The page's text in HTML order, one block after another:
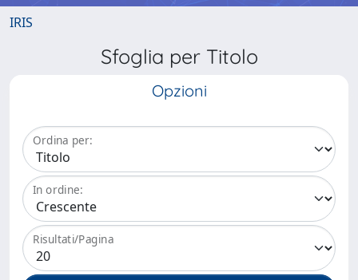
IRIS
Sfoglia per Titolo
Opzioni
Ordina per:
In ordine:
Risultati/Pagina